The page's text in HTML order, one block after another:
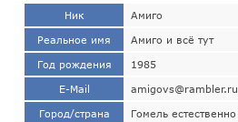
Ник Амиго
Реальное имя Амиго и всё тут
Год рождения 1985
E-Mail amigovs@rambler.ru
Город/страна Гомель естественно